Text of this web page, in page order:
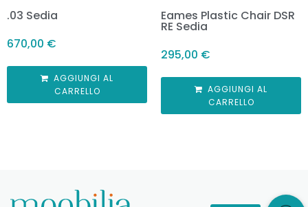
.03 Sedia
670,00 €
AGGIUNGI AL
CARRELLO
Eames Plastic Chair DSR
RE Sedia
295,00 €
AGGIUNGI AL
CARRELLO